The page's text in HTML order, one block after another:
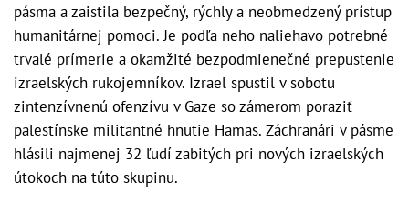
pásma a zaistila bezpečný, rýchly a neobmedzený prístup
humanitárnej pomoci. Je podľa neho naliehavo potrebné
trvalé prímerie a okamžité bezpodmienečné prepustenie
izraelských rukojemníkov. Izrael spustil v sobotu
zintenzívnenú ofenzívu v Gaze so zámerom poraziť
palestínske militantné hnutie Hamas. Záchranári v pásme
hlásili najmenej 32 ľudí zabitých pri nových izraelských
útokoch na túto skupinu.